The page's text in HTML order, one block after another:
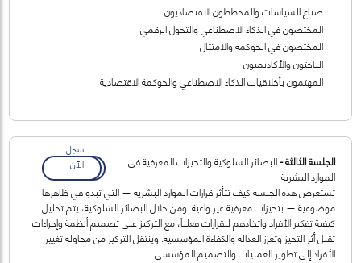
صناع السياسات والمخططون الاقتصاديون
المختصون في الذكاء الاصطناعي والتحول الرقمي
المختصون في الحوكمة والامتثال
الباحثون والأكاديميون
المهتمون بأخلاقيات الذكاء الاصطناعي والحوكمة الاقتصادية
الجلسة الثالثة -البصائر السلوكية والتحيزات المعرفية في
الموارد البشرية
سجل
الآن
تستعرض هذه الجلسة كيف تتأثر قرارات الموارد البشرية — التي تبدو في ظاهرها
موضوعية — بتحيزات معرفية غير واعية. ومن خلال البصائر السلوكية، يتم تحليل
كيفية تفكير الأفراد واتخاذهم للقرارات فعلياً، مع التركيز على تصميم أنظمة وإجراءات
تقلل أثر التحيز وتعزز العدالة والكفاءة المؤسسية. وينتقل التركيز من محاولة تغيير
الأفراد إلى تطوير العمليات والتصميم المؤسسي.